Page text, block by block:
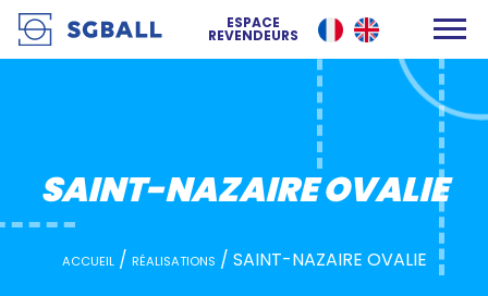
ESPACE
REVENDEURS
SAINT-NAZAIRE OVALIE
SAINT-NAZAIRE OVALIE
ACCUEIL/ RÉALISATIONS / SAINT-NAZAIRE OVALIE